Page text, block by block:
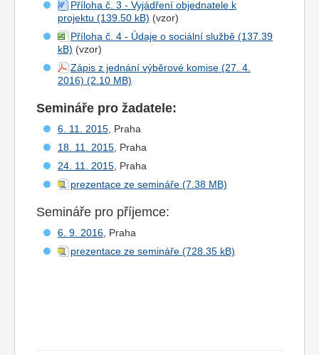
Příloha č. 3 - Vyjádření objednatele k
projektu
(vzor)
Příloha č. 4 - Údaje o sociální službě
(vzor)
Zápis z jednání výběrové komise (27. 4.
2016)
Semináře pro žadatele:
6. 11. 2015, Praha
18. 11. 2015, Praha
24. 11. 2015, Praha
prezentace ze semináře
Semináře pro příjemce:
6. 9. 2016, Praha
prezentace ze semináře